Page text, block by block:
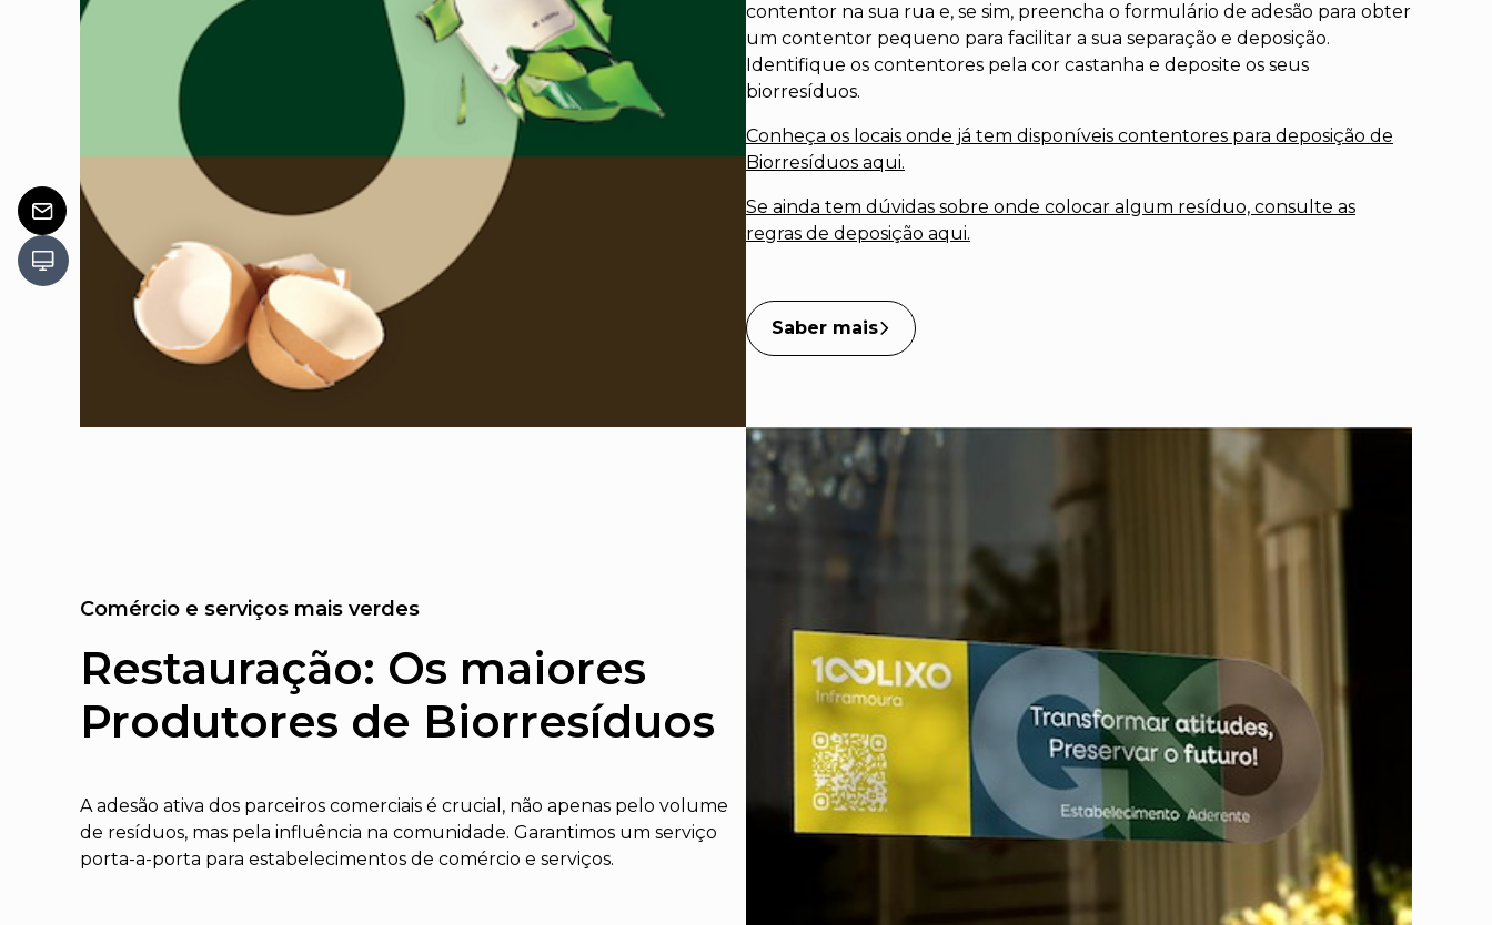
contentor na sua rua e, se sim, preencha o formulário de adesão para obter
um contentor pequeno para facilitar a sua separação e deposição.
Identifique os contentores pela cor castanha e deposite os seus
biorresíduos.
Conheça os locais onde já tem disponíveis contentores para deposição de
Biorresíduos aqui.
Se ainda tem dúvidas sobre onde colocar algum resíduo, consulte as
regras de deposição aqui.
A sustentabilidade começa na sua casa
Saber mais
Comércio e serviços mais verdes
Restauração: Os maiores
Produtores de Biorresíduos
A adesão ativa dos parceiros comerciais é crucial, não apenas pelo volume
de resíduos, mas pela influência na comunidade. Garantimos um serviço
porta-a-porta para estabelecimentos de comércio e serviços.